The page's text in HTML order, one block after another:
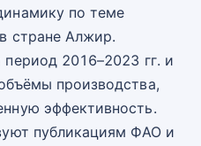
по теме
стране Алжир.
2016–2023 гг. и
производства,
эффективность.
публикациям ФАО и